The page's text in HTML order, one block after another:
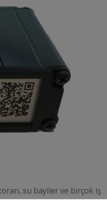
su bayiler ve birçok iş
takip sistemi için geliştirilmiş